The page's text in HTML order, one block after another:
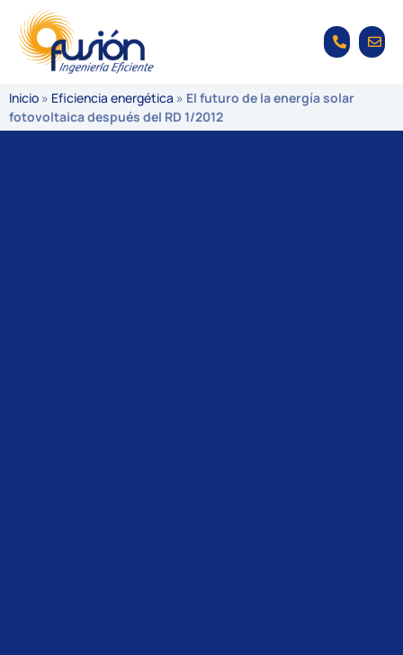
Inicio » Eficiencia energética » El futuro de la energía solar
fotovoltaica después del RD 1/2012